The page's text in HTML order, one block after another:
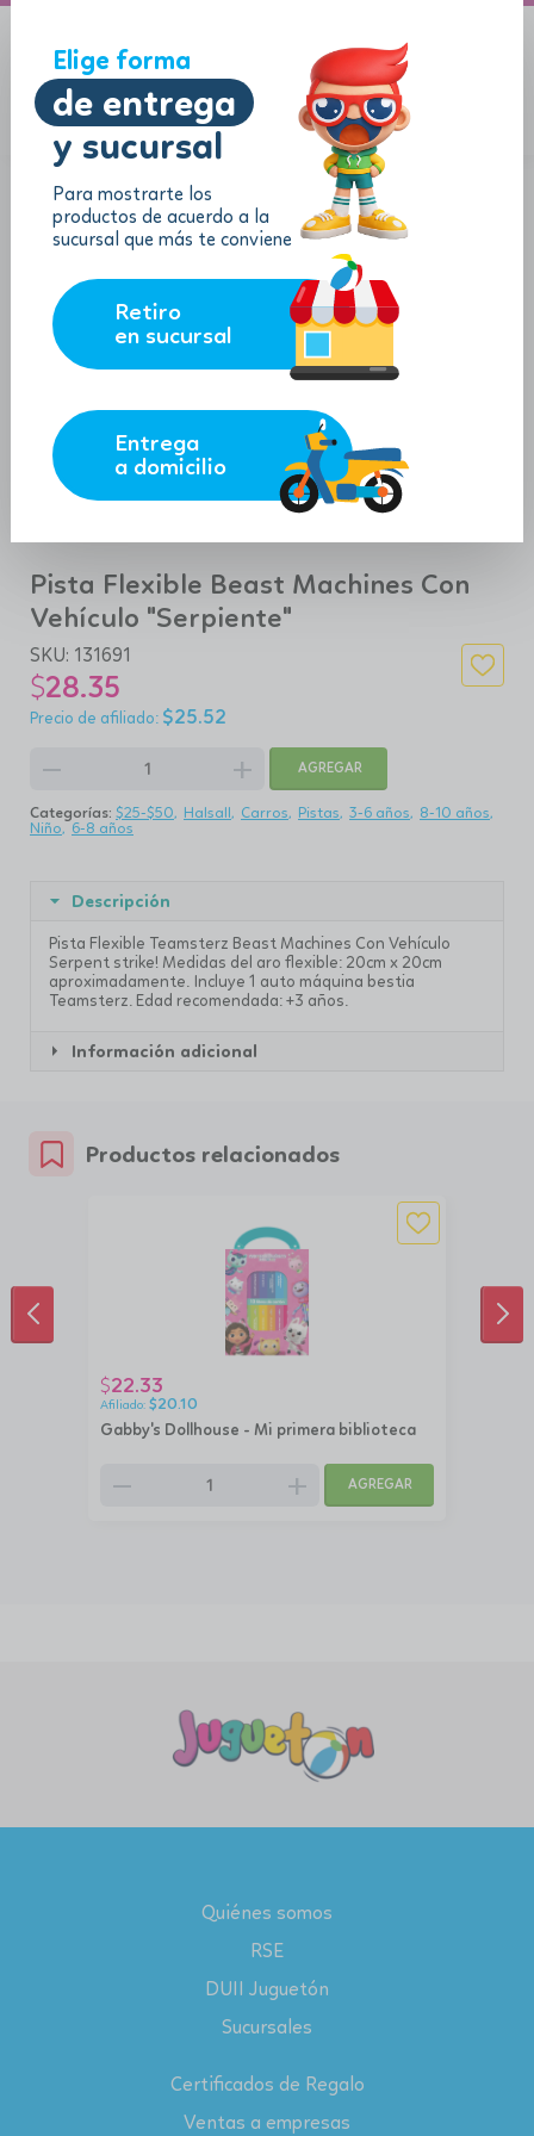
Elige forma
de entrega
y sucursal
Para mostrarte los
productos de acuerdo a la
sucursal que más te conviene
Retiro
en sucursal
Entrega
a domicilio
Pista Flexible Beast Machines Con
Vehículo "Serpiente"
SKU: 131691
$28.35
$25.52
remove add AGREGAR
Categorías: $25-$50 Halsall Carros Pistas 3-6 años
8-10 años
Niño
6-8 años
Descripción
Pista Flexible Teamsterz Beast Machines Con Vehículo
Serpent strike! Medidas del aro flexible: 20cm x 20cm
aproximadamente. Incluye 1 auto máquina bestia
Teamsterz. Edad recomendada: +3 años.
Información adicional
Productos relacionados
Gabby's Dollhouse - Mi primera biblioteca
$22.33
$20.10
remove add AGREGAR
ANTERIOR
Quiénes somos
RSE
DUII Juguetón
Sucursales
Certificados de Regalo
Ventas a empresas